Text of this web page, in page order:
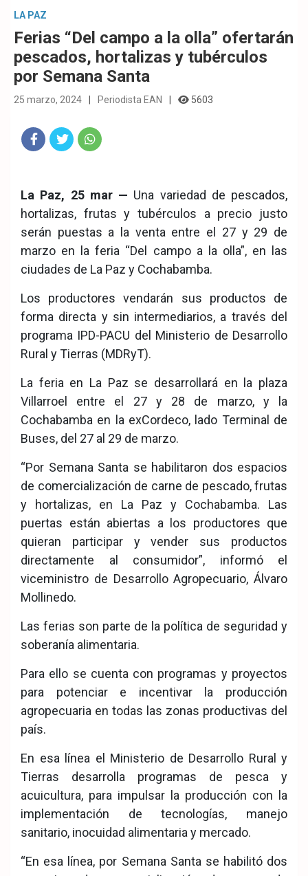
LA PAZ
Ferias “Del campo a la olla” ofertarán
pescados, hortalizas y tubérculos
por Semana Santa
25 marzo, 2024 Periodista EAN 5603
ook
tsA
pp
La Paz, 25 mar — Una variedad de pescados,
hortalizas, frutas y tubérculos a precio justo
serán puestas a la venta entre el 27 y 29 de
marzo en la feria “Del campo a la olla”, en las
ciudades de La Paz y Cochabamba.
Los productores vendarán sus productos de
forma directa y sin intermediarios, a través del
programa IPD-PACU del Ministerio de Desarrollo
Rural y Tierras (MDRyT).
La feria en La Paz se desarrollará en la plaza
Villarroel entre el 27 y 28 de marzo, y la
Cochabamba en la exCordeco, lado Terminal de
Buses, del 27 al 29 de marzo.
“Por Semana Santa se habilitaron dos espacios
de comercialización de carne de pescado, frutas
y hortalizas, en La Paz y Cochabamba. Las
puertas están abiertas a los productores que
quieran participar y vender sus productos
directamente al consumidor”, informó el
viceministro de Desarrollo Agropecuario, Álvaro
Mollinedo.
Las ferias son parte de la política de seguridad y
soberanía alimentaria.
Para ello se cuenta con programas y proyectos
para potenciar e incentivar la producción
agropecuaria en todas las zonas productivas del
país.
En esa línea el Ministerio de Desarrollo Rural y
Tierras desarrolla programas de pesca y
acuicultura, para impulsar la producción con la
implementación de tecnologías, manejo
sanitario, inocuidad alimentaria y mercado.
“En esa línea, por Semana Santa se habilitó dos